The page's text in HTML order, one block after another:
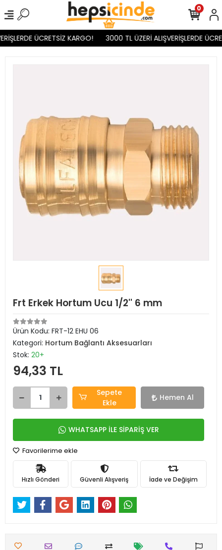
ÜCRETSİZ KARGO! 3000 TL ÜZERİ ALIŞVERİŞLERDE
0
Frt Erkek Hortum Ucu 1/2'' 6 mm
Ürün Kodu: FRT-12 EHU 06
Kategori: Hortum Bağlantı Aksesuarları
Stok: 20+
94,33 TL
Sepete
Ekle
Hemen Al
WHATSAPP İLE SİPARİŞ VER
Favorilerime ekle
Hızlı Gönderi Güvenli Alışveriş İade ve Değişim